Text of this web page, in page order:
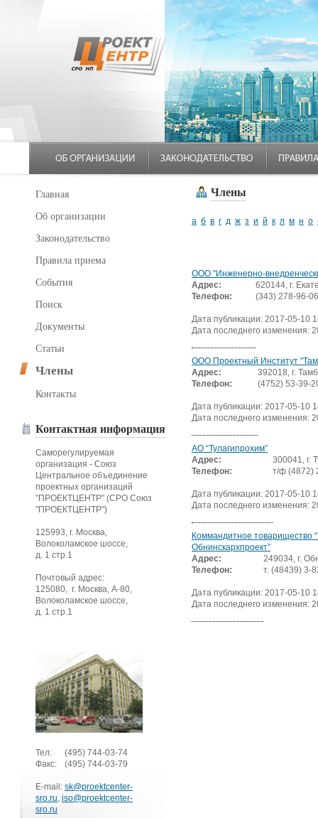
Главная
Об организации
Законодательство
Правила приема
События
Поиск
Документы
Статьи
Члены
Контакты
Контактная информация
Саморегулируемая
организация - Союз
Центральное объединение
проектных организаций
"ПРОЕКТЦЕНТР" (СРО Союз
"ПРОЕКТЦЕНТР")
125993, г. Москва,
Волоколамское шоссе,
д. 1 стр.1
Почтовый адрес:
125080, г. Москва, А-80,
Волоколамское шоссе,
д. 1 стр.1
Тел: (495) 744-03-74
Факс:
(495) 744-03-79
E-mail: sk@proektcenter-
sro.ru, iso@proektcenter-
sro.ru
Члены
а б в г д ж з и й к л м н о
ООО "Инженерно-
Адрес:
620144, г.
Телефон:
(343) 278-96-06
Дата публикации: 2017-05-10
Дата последнего изменения:
ООО Проектный Институт
Адрес:
392018, г.
Телефон:
(4752) 53-39-
Дата публикации: 2017-05-10
Дата последнего изменения:
АО “Тулагипрохим”
Адрес:
300041, г.
Телефон:
т/ф (4872)
Дата публикации: 2017-05-10
Дата последнего изменения:
Коммандитное товарищество
Обнинскархпроект”
Адрес:
249034, г.
Телефон:
т. (48439) 3-
Дата публикации: 2017-05-10
Дата последнего изменения: